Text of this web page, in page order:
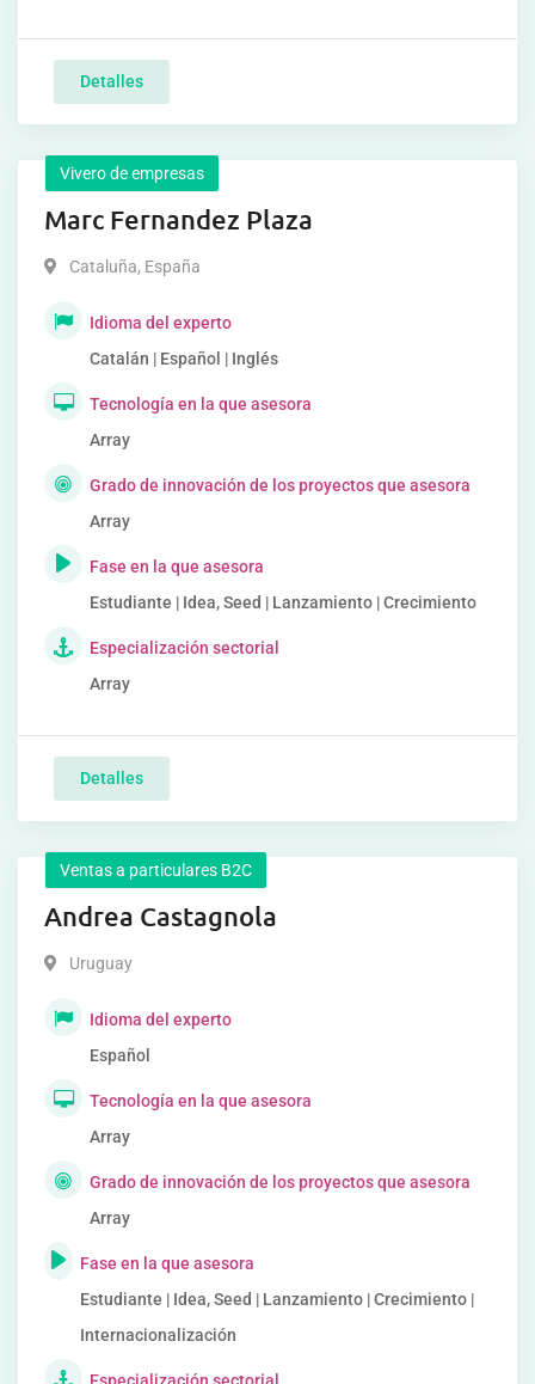
Detalles
Vivero de empresas
Marc Fernandez Plaza
Cataluña, España
Idioma del experto
Catalán | Español | Inglés
Tecnología en la que asesora
Array
Grado de innovación de los proyectos que asesora
Array
Fase en la que asesora
Estudiante | Idea, Seed | Lanzamiento | Crecimiento
Especialización sectorial
Array
Detalles
Ventas a particulares B2C
Andrea Castagnola
Uruguay
Idioma del experto
Español
Tecnología en la que asesora
Array
Grado de innovación de los proyectos que asesora
Array
Fase en la que asesora
Estudiante | Idea, Seed | Lanzamiento | Crecimiento |
Internacionalización